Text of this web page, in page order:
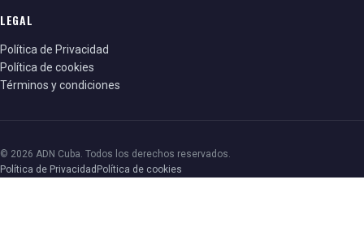
LEGAL
Política de Privacidad
Política de cookies
Términos y condiciones
© 2026 ADN Cuba. Todos los derechos reservados.
Política de Privacidad Política de cookies